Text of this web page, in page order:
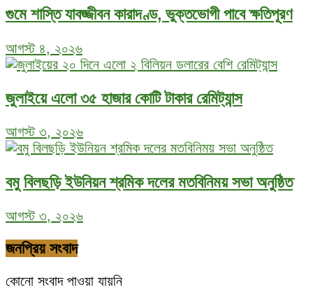
গুমে শাস্তি যাবজ্জীবন কারাদণ্ড, ভুক্তভোগী পাবে ক্ষতিপূরণ
আগস্ট ৪, ২০২৬
জুলাইয়ে এলো ৩৫ হাজার কোটি টাকার রেমিট্যান্স
আগস্ট ৩, ২০২৬
বমু বিলছড়ি ইউনিয়ন শ্রমিক দলের মতবিনিময় সভা অনুষ্ঠিত
আগস্ট ৩, ২০২৬
জনপ্রিয় সংবাদ
কোনো সংবাদ পাওয়া যায়নি